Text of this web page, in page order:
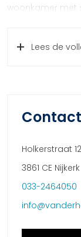
woonkamer met
met behoud
karakteristieke
bus, uw
dit is een
heeft. Nu de
dit woonhuis
Lees de
Contact
Holkerstraat 12
3861 CE Nijkerk
033-2464050